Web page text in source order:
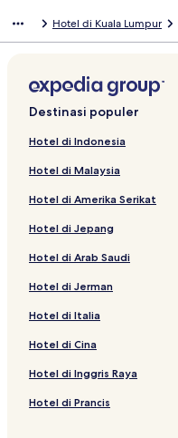
Hotel di Kuala Lumpur
Destinasi populer
Hotel di Indonesia
Hotel di Malaysia
Hotel di Amerika Serikat
Hotel di Jepang
Hotel di Arab Saudi
Hotel di Jerman
Hotel di Italia
Hotel di Cina
Hotel di Inggris Raya
Hotel di Prancis